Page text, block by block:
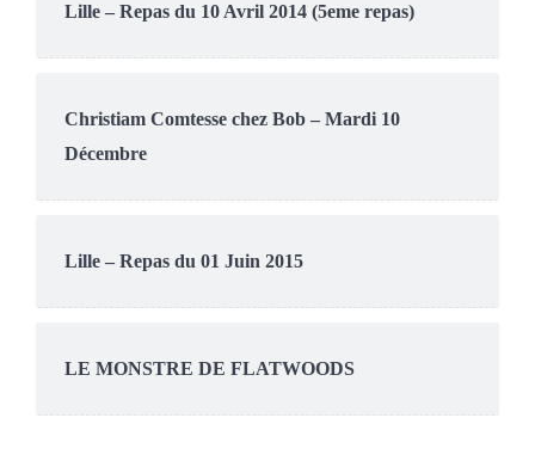
Lille – Repas du 10 Avril 2014 (5eme repas)
Christiam Comtesse chez Bob – Mardi 10
Décembre
Lille – Repas du 01 Juin 2015
LE MONSTRE DE FLATWOODS